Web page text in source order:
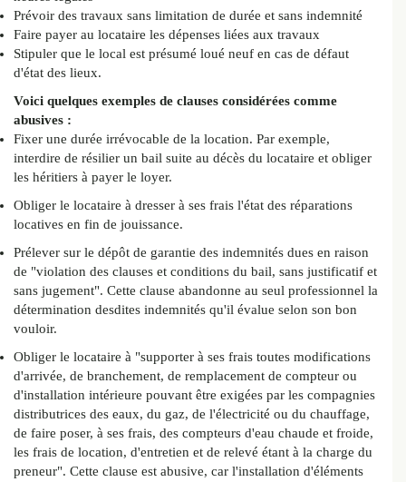
Prévoir des travaux sans limitation de durée et sans indemnité
Faire payer au locataire les dépenses liées aux travaux
Stipuler que le local est présumé loué neuf en cas de défaut
d'état des lieux.
Voici quelques exemples de clauses considérées comme
abusives :
Fixer une durée irrévocable de la location. Par exemple,
interdire de résilier un bail suite au décès du locataire et obliger
les héritiers à payer le loyer.
Obliger le locataire à dresser à ses frais l'état des réparations
locatives en fin de jouissance.
Prélever sur le dépôt de garantie des indemnités dues en raison
de "violation des clauses et conditions du bail, sans justificatif et
sans jugement". Cette clause abandonne au seul professionnel la
détermination desdites indemnités qu'il évalue selon son bon
vouloir.
Obliger le locataire à "supporter à ses frais toutes modifications
d'arrivée, de branchement, de remplacement de compteur ou
d'installation intérieure pouvant être exigées par les compagnies
distributrices des eaux, du gaz, de l'électricité ou du chauffage,
de faire poser, à ses frais, des compteurs d'eau chaude et froide,
les frais de location, d'entretien et de relevé étant à la charge du
preneur". Cette clause est abusive, car l'installation d'éléments